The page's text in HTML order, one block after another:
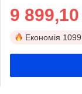
9 899,10
Економія